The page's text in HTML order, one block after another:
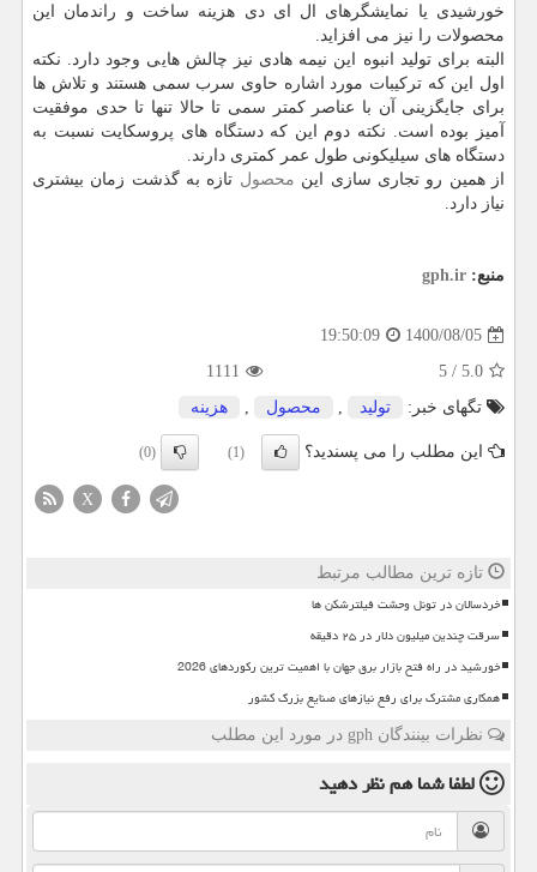
خورشیدی یا نمایشگرهای ال ای دی هزینه ساخت و راندمان این
محصولات را نیز می افزاید.
البته برای تولید انبوه این نیمه هادی نیز چالش هایی وجود دارد. نکته
اول این که ترکیبات مورد اشاره حاوی سرب سمی هستند و تلاش ها
برای جایگزینی آن با عناصر کمتر سمی تا حالا تنها تا حدی موفقیت
آمیز بوده است. نکته دوم این که دستگاه های پروسکایت نسبت به
دستگاه های سیلیکونی طول عمر کمتری دارند.
از همین رو تجاری سازی این محصول تازه به گذشت زمان بیشتری
نیاز دارد.
منبع: gph.ir
1400/08/05
19:50:09
5.0
/
5
1111
تگهای خبر:
تولید , محصول , هزینه
این مطلب را می پسندید؟ (1)
(0)
X
تازه ترین مطالب مرتبط
خردسالان در تونل وحشت فیلترشکن ها
سرقت چندین میلیون دلار در ۲۵ دقیقه
خورشید در راه فتح بازار برق جهان با اهمیت ترین رکوردهای 2026
همکاری مشترک برای رفع نیازهای صنایع بزرگ کشور
نظرات بینندگان gph در مورد این مطلب
لطفا شما همنظر دهید